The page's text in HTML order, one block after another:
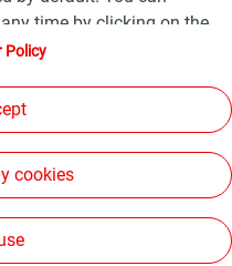
Vente Bois
Générales d’Utilisation
du site -
conforme
time by clicking on the
clicking on the "Accept"
the technical cookies
will be used. For
Data and Tracker
Policy
cookies